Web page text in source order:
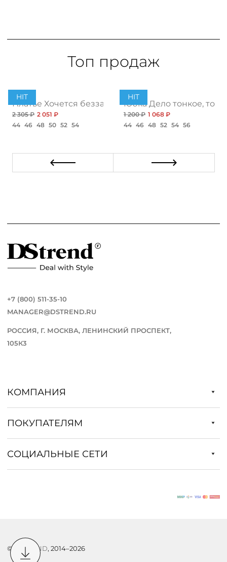
Топ продаж
HIT
Платье Хочется беззаботности, топ
2 305 ₽ 2 051 ₽
44 46 48 50 52 54
HIT
Юбка Дело тонкое, топ
1 200 ₽ 1 068 ₽
44 46 48 52 54 56
+7 (800) 511-35-10
MANAGER@DSTREND.RU
РОССИЯ, Г. МОСКВА, ЛЕНИНСКИЙ ПРОСПЕКТ,
105К3
КОМПАНИЯ
ПОКУПАТЕЛЯМ
СОЦИАЛЬНЫЕ СЕТИ
© DSTREND, 2014–2026